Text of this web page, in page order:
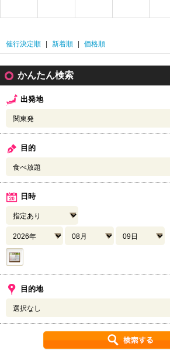
催行決定順
新着順 価格順
かんたん検索
出発地
目的
日時
目的地